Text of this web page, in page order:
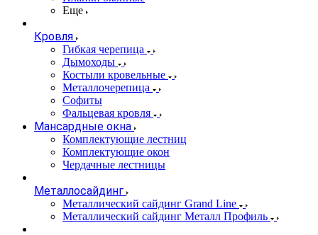
Еще
Кровля
Гибкая черепица
Дымоходы
Костыли кровельные
Металлочерепица
Софиты
Фальцевая кровля
Мансардные окна
Комплектующие лестниц
Комплектующие окон
Чердачные лестницы
Металлосайдинг
Металлический сайдинг Grand Line
Металлический сайдинг Металл Профиль